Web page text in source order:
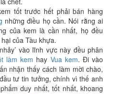
tốt trước hết phải bán hàng
những điều họ cần. Nói rằng ai
của kem là cần nhất, họ đều
của Tàu khựa.
vào lĩnh vực này đều phân
làm kem hay Vua kem. Đi vào
nhận thấy cách làm mời chào,
tư tin tưởng, chính vì thế anh
duy nhất, tốt nhất, khoang